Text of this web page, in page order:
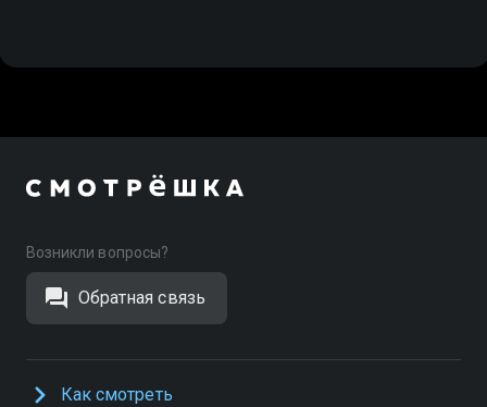
Возникли вопросы?
Обратная связь
Как смотреть